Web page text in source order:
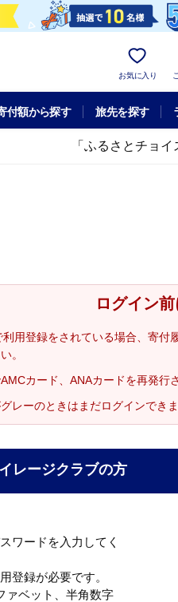
お気に入り
付額から探す 旅先を探す
「ふるさとチョ
ログイン
用登録をされている場合、寄
。
カード、ANAカードを再発行
レーのときはまだログインでき
レージクラブの方
ワードを入力してく
登録が必要です。
ァベット、半角数字